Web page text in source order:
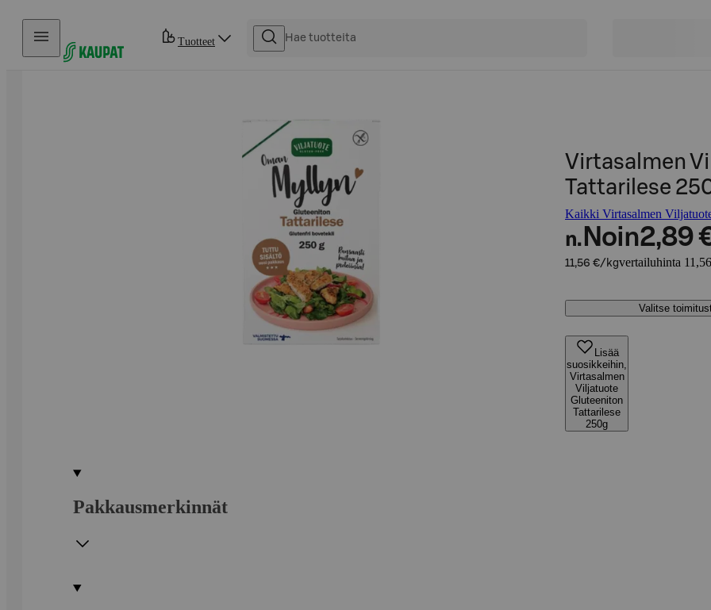
Hyppää sisältöön
Tuotteet
Virtasalmen
Tattarilese
Kaikki Virtasalmen
n. Noin2,89
11,56 €/kgvertailuhinta
Valitse
Lisää
suosikkeihin,
Virtasalmen
Viljatuote
Gluteeniton
Tattarilese
250g
Pakkausmerkinnät